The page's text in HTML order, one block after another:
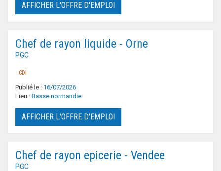
AFFICHER L'OFFRE D'EMPLOI
Chef de rayon liquide - Orne
PGC
CDI
Publié le : 16/07/2026
Lieu : Basse normandie
AFFICHER L'OFFRE D'EMPLOI
Chef de rayon epicerie - Vendee
PGC